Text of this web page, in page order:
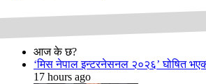
आज के छ?
‘मिस नेपाल इन्टरनेसनल २०२६’ घोषित
17 hours ago